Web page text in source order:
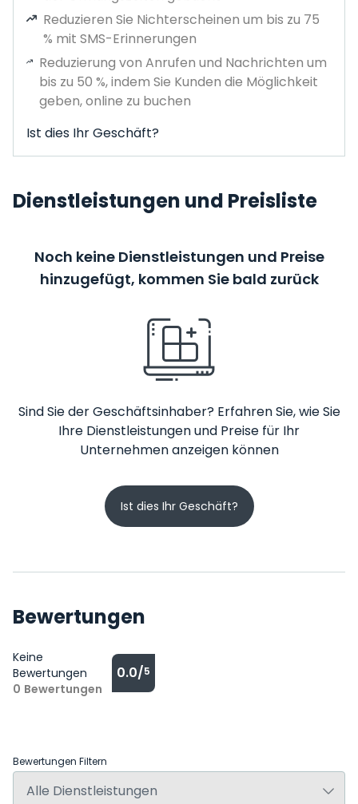
Reduzieren Sie Nichterscheinen um bis zu 75
% mit SMS-Erinnerungen
Reduzierung von Anrufen und Nachrichten um
bis zu 50 %, indem Sie Kunden die Möglichkeit
geben, online zu buchen
Ist dies Ihr Geschäft?
Dienstleistungen und Preisliste
Noch keine Dienstleistungen und Preise
hinzugefügt, kommen Sie bald zurück
Sind Sie der Geschäftsinhaber? Erfahren Sie, wie Sie
Ihre Dienstleistungen und Preise für Ihr
Unternehmen anzeigen können
Ist dies Ihr Geschäft?
Bewertungen
Keine
Bewertungen
0 Bewertungen
0.0/5
Bewertungen Filtern